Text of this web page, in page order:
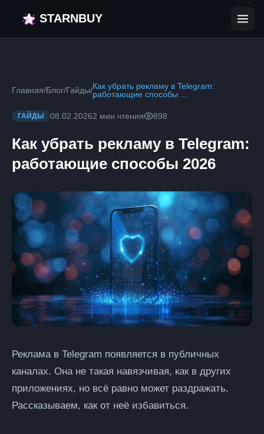
STARNBUY
Главная/Блог/Гайды/Как убрать рекламу в Telegram:
работающие способы ...
ГАЙДЫ 08.02.20262 мин чтения 898
Как убрать рекламу в Telegram:
работающие способы 2026
Реклама в Telegram появляется в публичных
каналах. Она не такая навязчивая, как в других
приложениях, но всё равно может раздражать.
Рассказываем, как от неё избавиться.